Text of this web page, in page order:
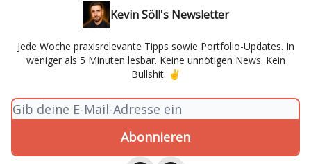
Kevin Söll's Newsletter
Jede Woche praxisrelevante Tipps sowie Portfolio-Updates. In
weniger als 5 Minuten lesbar. Keine unnötigen News. Kein
Bullshit. ✌